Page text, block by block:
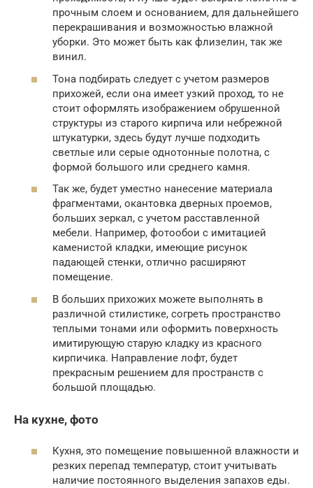
прочным слоем и основанием, для дальнейшего
перекрашивания и возможностью влажной
уборки. Это может быть как флизелин, так же
винил.
Тона подбирать следует с учетом размеров
прихожей, если она имеет узкий проход, то не
стоит оформлять изображением обрушенной
структуры из старого кирпича или небрежной
штукатурки, здесь будут лучше подходить
светлые или серые однотонные полотна, с
формой большого или среднего камня.
Так же, будет уместно нанесение материала
фрагментами, окантовка дверных проемов,
больших зеркал, с учетом расставленной
мебели. Например, фотообои с имитацией
каменистой кладки, имеющие рисунок
падающей стенки, отлично расширяют
помещение.
В больших прихожих можете выполнять в
различной стилистике, согреть пространство
теплыми тонами или оформить поверхность
имитирующую старую кладку из красного
кирпичика. Направление лофт, будет
прекрасным решением для пространств с
большой площадью.
На кухне, фото
Кухня, это помещение повышенной влажности и
резких перепад температур, стоит учитывать
наличие постоянного выделения запахов еды.